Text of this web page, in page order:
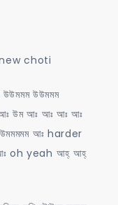
new choti
উউমমম
উম আঃ আঃ আঃ আঃ
আঃ harder
আঃ oh yeah আহ্ আহ্